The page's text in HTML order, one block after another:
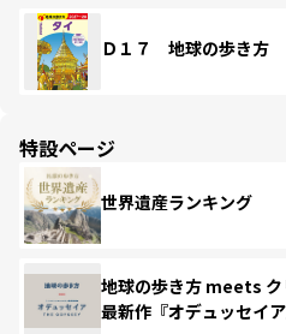
Ｄ１７ 地球の歩き方
特設ページ
世界遺産ランキング
地球の歩き方 meets ク
最新作『オデュッセイア